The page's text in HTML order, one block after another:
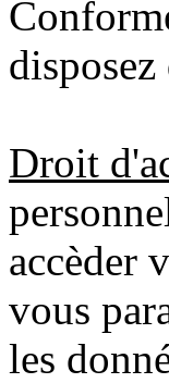
Droit
accèder
vous
les